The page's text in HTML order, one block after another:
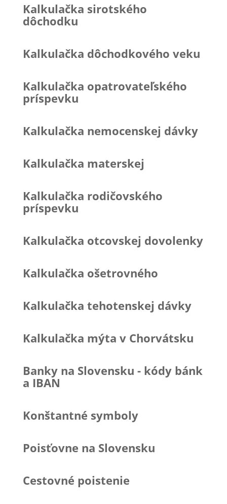
Kalkulačka sirotského
dôchodku
Kalkulačka dôchodkového veku
Kalkulačka opatrovateľského
príspevku
Kalkulačka nemocenskej dávky
Kalkulačka materskej
Kalkulačka rodičovského
príspevku
Kalkulačka otcovskej dovolenky
Kalkulačka ošetrovného
Kalkulačka tehotenskej dávky
Kalkulačka mýta v Chorvátsku
Banky na Slovensku - kódy bánk
a IBAN
Konštantné symboly
Poisťovne na Slovensku
Cestovné poistenie